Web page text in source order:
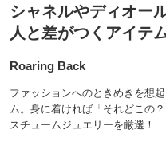
シャネルやディオー
人と差がつくアイテ
Roaring Back
ファッションへのときめきを想
ム。身に着ければ「それどこの
スチュームジュエリーを厳選！